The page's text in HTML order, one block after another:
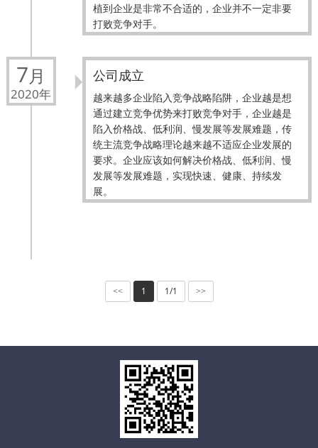
植到企业是非常不合适的，企业并不一定非要
打败竞争对手。
公司成立
越来越多企业陷入竞争战略陷阱，企业越是想
通过建立竞争优势来打败竞争对手，企业越是
陷入价格战、低利润、慢发展等发展难题，传
统主流竞争战略理论越来越不适应企业发展的
要求。企业应该如何解决价格战、低利润、慢
发展等发展难题，实现快速、健康、持续发
展。
7月
2020年
<< 1 1/1 >>